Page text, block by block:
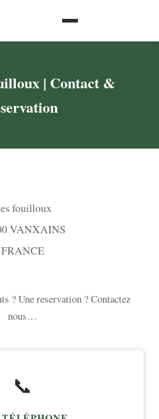
| Contact &
fouilloux
VANXAINS
FRANCE
? Une reservation ? Contactez
nous…
📞